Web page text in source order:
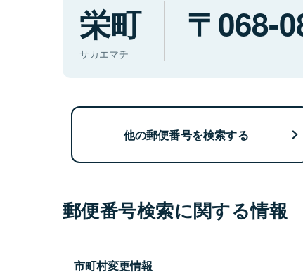
栄町
サカエマチ
068-
他の郵便番号を検索する
郵便番号検索に関する情報
市町村変更情報